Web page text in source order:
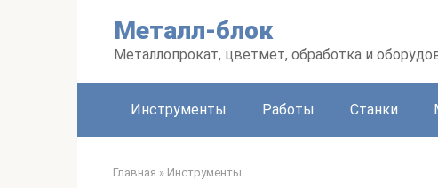
Металл-блок
Металлопрокат, цветмет, обработка и
Инструменты Работы Станки
Главная » Инструменты